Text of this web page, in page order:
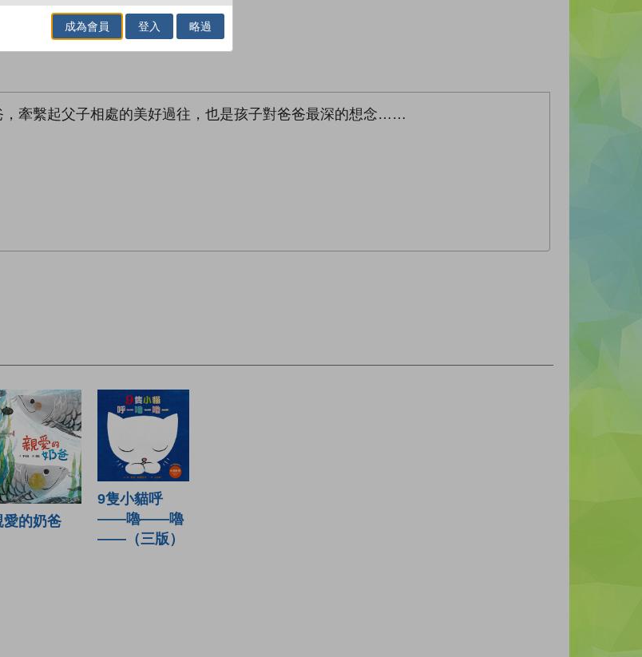
牽繫起父子相處的美好過往，也是孩子對爸爸最深的想念……
愛的奶爸
9隻小貓呼
——嚕——嚕
——（三版）
成為會員 登入 略過